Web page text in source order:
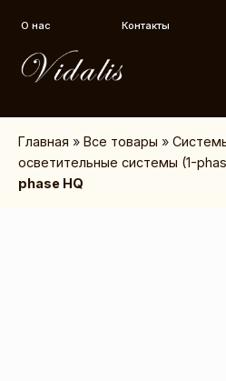
О нас Контакты
Главная »Все товары »
осветительные системы (1-
phase HQ